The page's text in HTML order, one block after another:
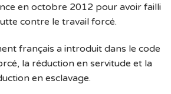
en octobre 2012 pour avoir failli
contre le travail forcé.
français a introduit dans le code
la réduction en servitude et la
en esclavage.